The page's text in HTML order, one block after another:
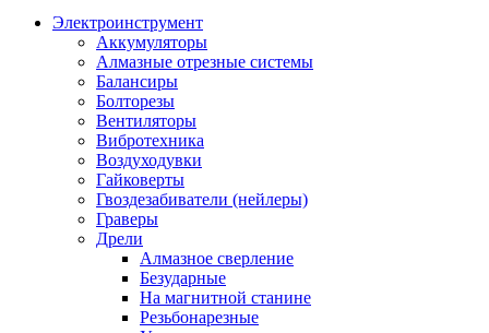
Электроинструмент
Аккумуляторы
Алмазные отрезные системы
Балансиры
Болторезы
Вентиляторы
Вибротехника
Воздуходувки
Гайковерты
Гвоздезабиватели (нейлеры)
Граверы
Дрели
Алмазное сверление
Безударные
На магнитной станине
Резьбонарезные